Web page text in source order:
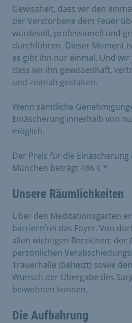
Gewissheit, dass wir den
der Verstorbene dem Feuer
würdevoll, professionell und
durchführen. Dieser Moment
es gibt ihn nur einmal. Und
dass wir ihn gewissenhaft,
und zeitnah gestalten.
Wenn sämtliche
Einäscherung innerhalb von
möglich.
Der Preis für die
München beträgt 486 € *.
Unsere Räumlichkeiten
Über den Meditationsgarten
barrierefrei das Foyer. Von
allen wichtigen Bereichen: der
persönlichen
Trauerhalle (beheizt) sowie
Wunsch der Übergabe des
beiwohnen können.
Die Aufbahrung